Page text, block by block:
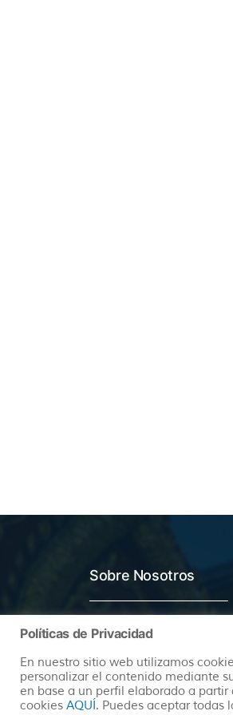
Sobre Nosotros
Quienes somos
info@hayatravel.com
Mapa Web
Políticas de Privacidad
En nuestro sitio web utilizamos
personalizar el contenido mediante
en base a un perfil elaborado a
cookies AQUÍ. Puedes aceptar todas